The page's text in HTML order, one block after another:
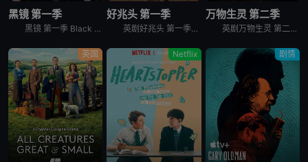
黑镜 第一季
黑镜 第一季 Black Mirror Season 1是2011年剧情,科幻,惊悚英剧。这部英国迷你剧由3个各自独立的故事组成，彼此间并没有直接联系，但都以极端的黑色幽默讽刺和探讨了科技对人类生
好兆头 第一季
英剧好兆头 第一季英文名为Good Omens Season 1，讲述的是：亚茨拉斐尔（麦克·辛 Michael Sheen 饰）是守卫城门的天使，而克劳利（大卫·田纳特 David Tennan
万物生灵 第二季
英剧万物生灵 第二季 All Creatures Great and Small Season 2，讲述一个年轻兽医给乡间小动物们治病过程中发生的那些美好温情的故事。
英国 Netflix 剧情